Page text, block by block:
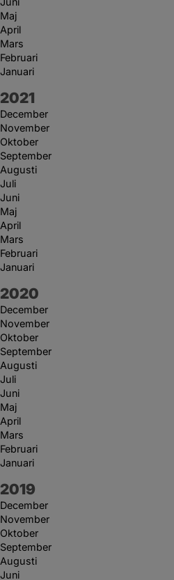
Maj
April
Mars
Februari
Januari
År:
2021
December
November
Oktober
September
Augusti
Juli
Juni
Maj
April
Mars
Februari
Januari
År:
2020
December
November
Oktober
September
Augusti
Juli
Juni
Maj
April
Mars
Februari
Januari
År:
2019
December
November
Oktober
September
Augusti
Juni